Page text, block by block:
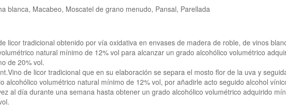
blanca, Macabeo, Moscatel de grano menudo, Pansal, Parellada
licor tradicional obtenido por vía oxidativa en envases de madera de roble, de vinos
natural mínimo de 12% vol para alcanzar un grado alcohólico volumétrico
de 20% vol.
Vino de licor tradicional que en su elaboración se separa el mosto flor de la uva y
alcohólico volumétrico natural mínimo de 12% vol, por añadirle acto seguido alcohol
al día durante una semana hasta obtener un grado alcohólico volumétrico adquirido